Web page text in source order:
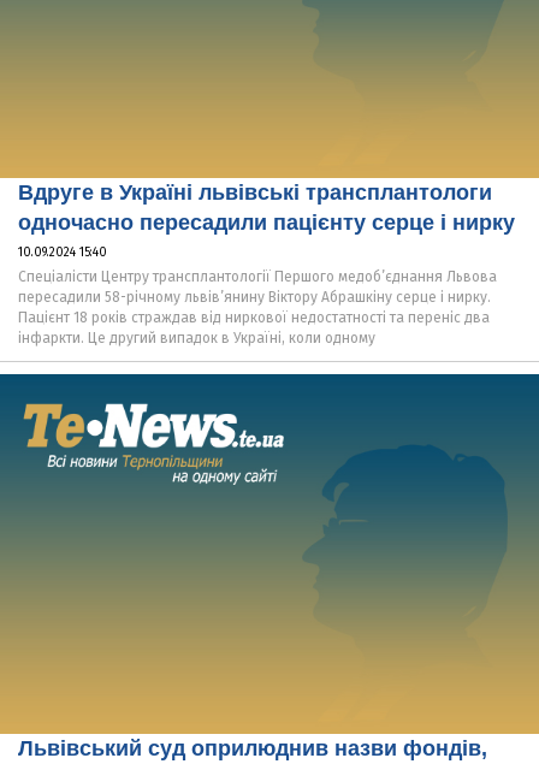
Вдруге в Україні львівські трансплантологи
одночасно пересадили пацієнту серце і нирку
10.09.2024 15:40
Спеціалісти Центру трансплантології Першого медоб’єднання Львова
пересадили 58-річному львів’янину Віктору Абрашкіну серце і нирку.
Пацієнт 18 років страждав від ниркової недостатності та переніс два
інфаркти. Це другий випадок в Україні, коли одному
Львівський суд оприлюднив назви фондів,